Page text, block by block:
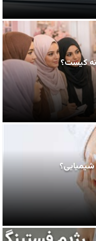
کیست؟